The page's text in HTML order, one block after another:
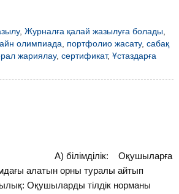
,Журналға қалай жазылуға болады
олимпиада портфолио жасату,сабақ
жариялау,сертификат,Ұстаздарға
А) білімділік: Оқушыларға
алатын орны туралы айтып
Оқушыларды тілдік норманы